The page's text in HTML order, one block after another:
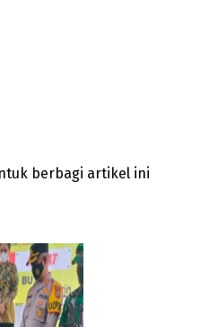
berbagi artikel ini